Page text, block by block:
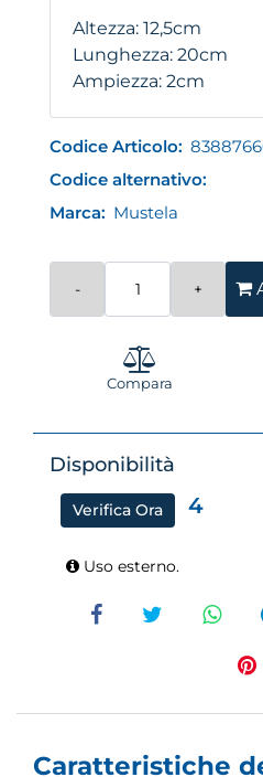
Altezza: 12,5cm
Lunghezza: 20cm
Ampiezza: 2cm
Codice Articolo:
Codice alternativo:
Marca: Mustela
Compara
Disponibilità
Verifica Ora 4
Uso esterno.
Caratteristiche